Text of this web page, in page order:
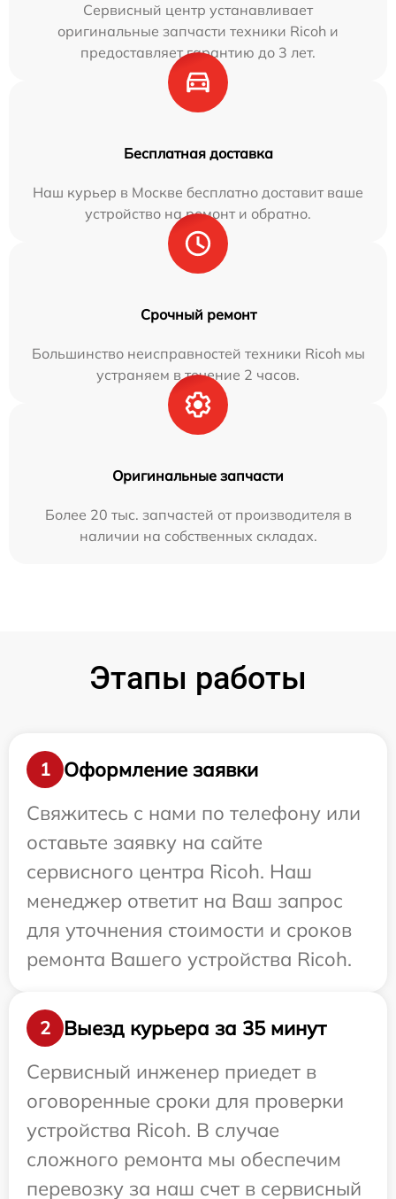
Сервисный центр устанавливает
оригинальные запчасти техники Ricoh и
предоставляет гарантию до 3 лет.
Бесплатная доставка
Наш курьер в Москве бесплатно доставит ваше
устройство на ремонт и обратно.
Срочный ремонт
Большинство неисправностей техники Ricoh мы
устраняем в течение 2 часов.
Оригинальные запчасти
Более 20 тыс. запчастей от производителя в
наличии на собственных складах.
Этапы работы
1
Оформление заявки
Свяжитесь с нами по телефону или
оставьте заявку на сайте
сервисного центра Ricoh. Наш
менеджер ответит на Ваш запрос
для уточнения стоимости и сроков
ремонта Вашего устройства Ricoh.
2
Выезд курьера за 35 минут
Сервисный инженер приедет в
оговоренные сроки для проверки
устройства Ricoh. В случае
сложного ремонта мы обеспечим
перевозку за наш счет в сервисный